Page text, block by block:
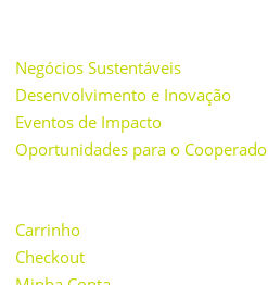
Negócios Sustentáveis
Desenvolvimento e Inovação
Eventos de Impacto
Oportunidades para o Cooperado
Carrinho
Checkout